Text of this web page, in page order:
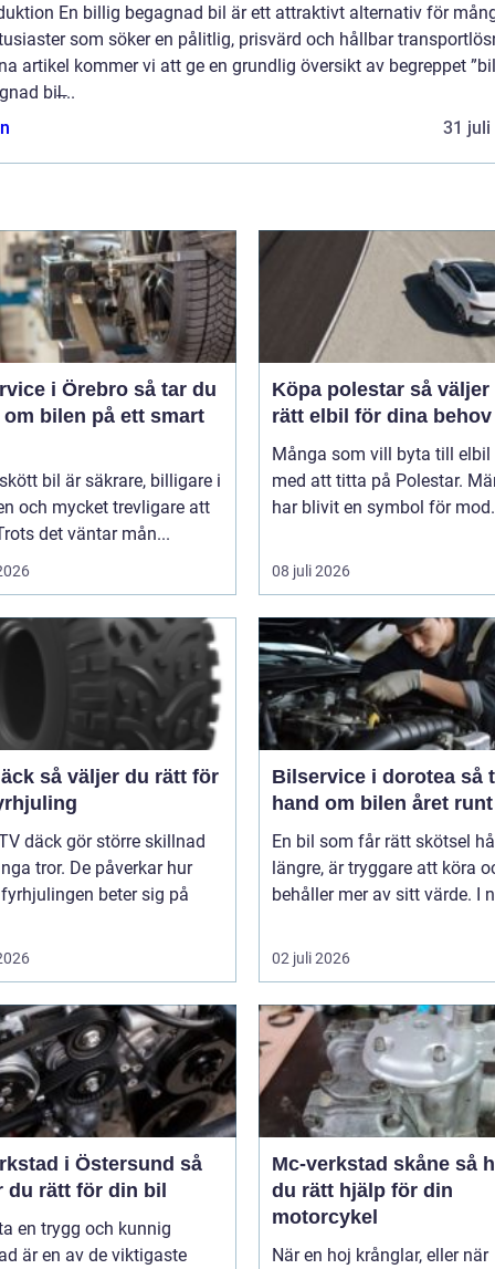
En billig begagnad bil är ett attraktivt alternativ för
som söker en pålitlig, prisvärd och hållbar
artikel kommer vi att ge en grundlig översikt av begreppet
bil̶...
31 juli
i Örebro så tar du
om bilen på ett smart
bil är säkrare, billigare i
och mycket trevligare att
det väntar mån...
Köpa polestar så väljer du
rätt elbil för dina behov
Många som vill byta till elbil
med att titta på Polestar.
har blivit en symbol för
08 juli 2026
du rätt för
däck gör större skillnad
tror. De påverkar hur
beter sig på
Bilservice i dorotea så tar du
hand om bilen året runt
En bil som får rätt skötsel
längre, är tryggare att köra
behåller mer av sitt värde. I
02 juli 2026
i Östersund så
du rätt för din bil
en trygg och kunnig
är en av de viktigaste
Mc-verkstad skåne så hittar
du rätt hjälp för din
motorcykel
När en hoj krånglar, eller när